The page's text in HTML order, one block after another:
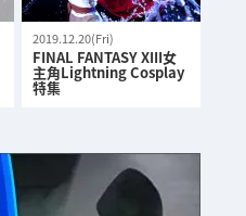
2019.12.20(Fri)
FINAL FANTASY XIII女
主角Lightning Cosplay
特集